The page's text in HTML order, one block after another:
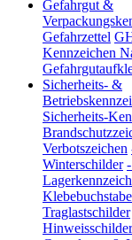
Gefahrgut &
Gefahrzettel
Kennzeichen
Sicherheits- &
Sicherheits-
Verbotszeichen
Winterschilder -
Traglastschilder
Hinweisschilder